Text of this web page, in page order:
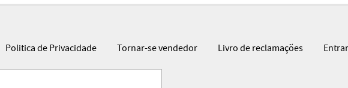
Politica de Privacidade Tornar-se vendedor Livro de reclamações Entrar